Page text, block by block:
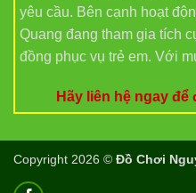
yêu cầu. Bên cạnh hoạt
Quang đang tham gia tích
đồng phục vụ trẻ em. Với
Hãy liên hệ ngay
Copyright 2026 © Đồ Chơi